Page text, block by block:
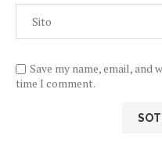
Save my name, email,
time I comment.